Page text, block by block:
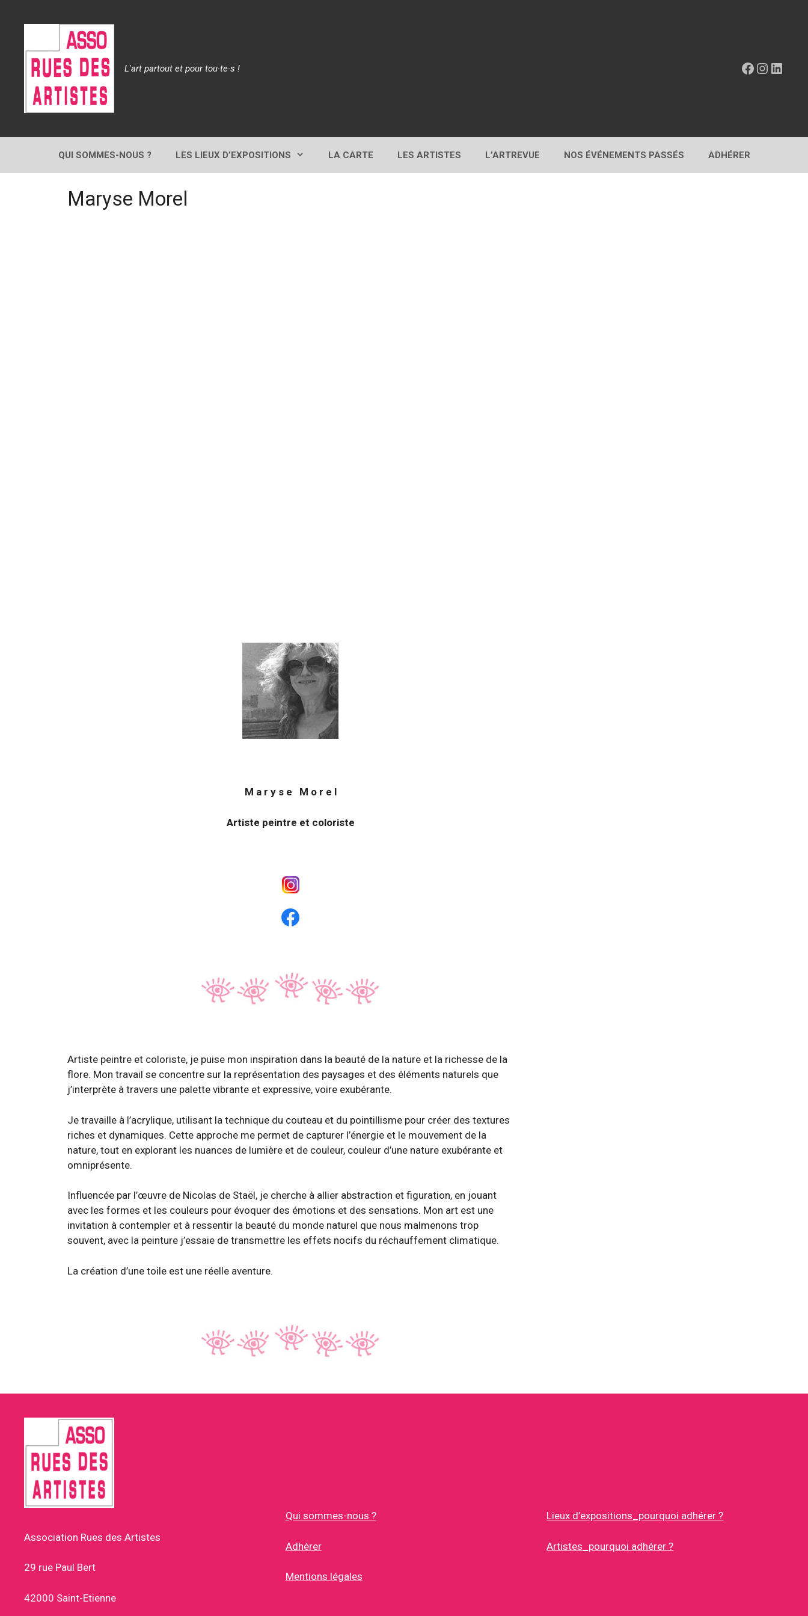
L'art partout et pour tou·te·s ! Facebook
QUI SOMMES-NOUS ? LES LIEUX D’EXPOSITIONS LA CARTE LES ARTISTES L’ARTREVUE NOS ÉVÉNEMENTS PASSÉS ADHÉRER
Maryse Morel
M a r y s e M o r e l
Artiste peintre et coloriste
Artiste peintre et coloriste, je puise mon inspiration dans la beauté de la nature et la richesse de la
flore. Mon travail se concentre sur la représentation des paysages et des éléments naturels que
j’interprète à travers une palette vibrante et expressive, voire exubérante.
Je travaille à l’acrylique, utilisant la technique du couteau et du pointillisme pour créer des textures
riches et dynamiques. Cette approche me permet de capturer l’énergie et le mouvement de la
nature, tout en explorant les nuances de lumière et de couleur, couleur d’une nature exubérante et
omniprésente.
Influencée par l’œuvre de Nicolas de Staël, je cherche à allier abstraction et figuration, en jouant
avec les formes et les couleurs pour évoquer des émotions et des sensations. Mon art est une
invitation à contempler et à ressentir la beauté du monde naturel que nous malmenons trop
souvent, avec la peinture j’essaie de transmettre les effets nocifs du réchauffement climatique.
La création d’une toile est une réelle aventure.
Association Rues des Artistes
29 rue Paul Bert
42000 Saint-Etienne
Qui sommes-nous ?
Adhérer
Mentions légales
Lieux d’expositions_pourquoi adhérer ?
Artistes_pourquoi adhérer ?